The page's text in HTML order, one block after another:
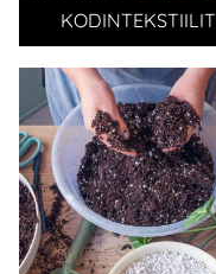
KODINTEKSTIILIT